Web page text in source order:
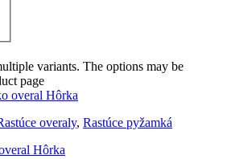
variants. The options may be
page
overaly, Rastúce pyžamká
Hôrka